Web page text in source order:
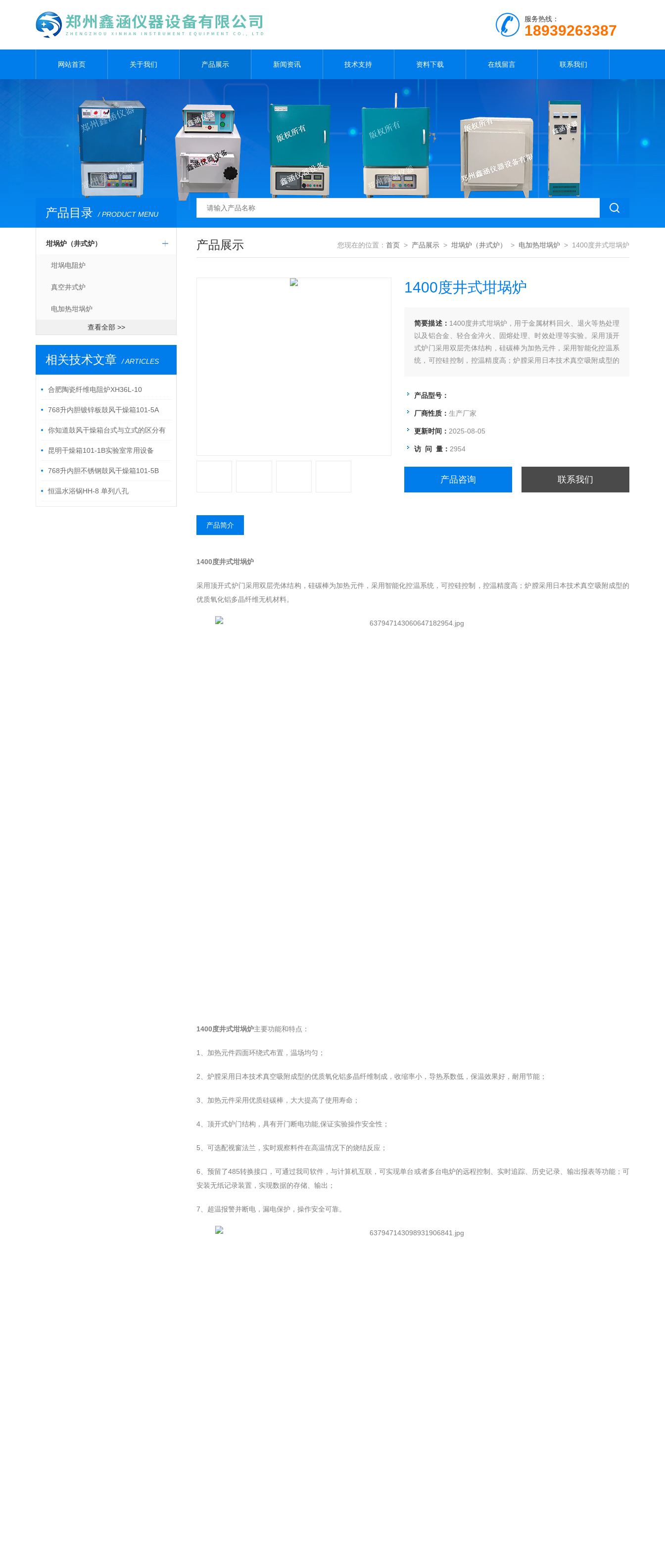
服务热线：
18939263387
网站首页 关于我们 产品展示 新闻资讯 技术支持 资料下载 在线留言 联系我们
产品目录 / PRODUCT MENU
坩埚炉（井式炉）
坩埚电阻炉
真空井式炉
电加热坩埚炉
查看全部 >>
相关技术文章 / ARTICLES
合肥陶瓷纤维电阻炉XH36L-10
768升内胆镀锌板鼓风干燥箱101-5A
你知道鼓风干燥箱台式与立式的区分有
哪些么
昆明干燥箱101-1B实验室常用设备
768升内胆不锈钢鼓风干燥箱101-5B
恒温水浴锅HH-8 单列八孔
产品展示 您现在的位置： 首页 > 产品展示 > 坩埚炉（井式炉） > 电加热坩埚炉 > 1400度井式坩埚炉
1400度井式坩埚炉
简要描述： 1400度井式坩埚炉，用于金属材料回火、退火等热处理
以及铝合金、轻合金淬火、固熔处理、时效处理等实验。采用顶开
式炉门采用双层壳体结构，硅碳棒为加热元件，采用智能化控温系
统，可控硅控制，控温精度高；炉膛采用日本技术真空吸附成型的
产品型号：
厂商性质： 生产厂家
更新时间： 2025-08-05
访 问 量： 2954
产品咨询 联系我们
产品简介
1400度井式坩埚炉
采用顶开式炉门采用双层壳体结构，硅碳棒为加热元件，采用智能化控温系统，可控硅控制，控温精度高；炉膛采用日本技术真空吸附成型的
优质氧化铝多晶纤维无机材料。
1400度井式坩埚炉主要功能和特点：
1、加热元件四面环绕式布置，温场均匀；
2、炉膛采用日本技术真空吸附成型的优质氧化铝多晶纤维制成，收缩率小，导热系数低，保温效果好，耐用节能；
3、加热元件采用优质硅碳棒，大大提高了使用寿命；
4、顶开式炉门结构，具有开门断电功能,保证实验操作安全性；
5、可选配视窗法兰，实时观察料件在高温情况下的烧结反应；
6、预留了485转换接口，可通过我司软件，与计算机互联，可实现单台或者多台电炉的远程控制、实时追踪、历史记录、输出报表等功能；可
安装无纸记录装置，实现数据的存储、输出；
7、超温报警并断电，漏电保护，操作安全可靠。